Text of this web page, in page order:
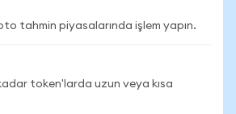
tahmin piyasalarında işlem yapın.
token'larda uzun veya kısa